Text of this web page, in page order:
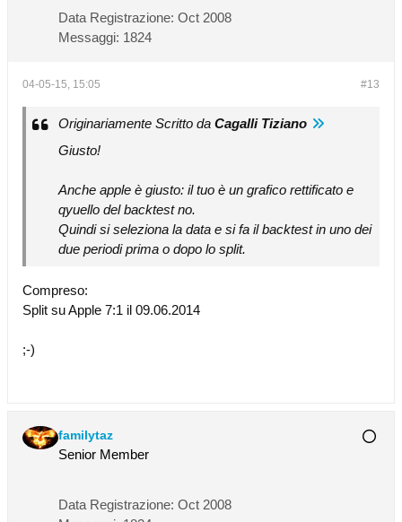
Data Registrazione: Oct 2008
Messaggi: 1824
#13
04-05-15, 15:05
Originariamente Scritto da Cagalli Tiziano
Giusto!
Anche apple è giusto: il tuo è un grafico rettificato e
qyuello del backtest no.
Quindi si seleziona la data e si fa il backtest in uno dei
due periodi prima o dopo lo split.
Compreso:
Split su Apple 7:1 il 09.06.2014
;-)
familytaz
Senior Member
Data Registrazione: Oct 2008